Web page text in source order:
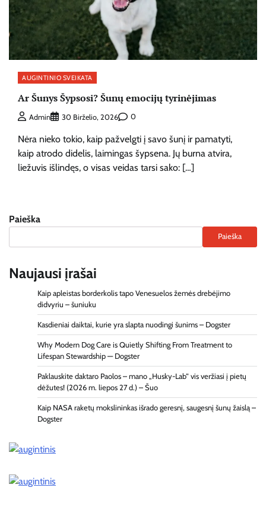
AUGINTINIO SVEIKATA
Ar Šunys Šypsosi? Šunų emocijų tyrinėjimas
Admin 30 Birželio, 2026 0
Nėra nieko tokio, kaip pažvelgti į savo šunį ir pamatyti,
kaip atrodo didelis, laimingas šypsena. Jų burna atvira,
liežuvis išlindęs, o visas veidas tarsi sako: […]
Paieška
Paieška
Naujausi įrašai
Kaip apleistas borderkolis tapo Venesuelos žemės drebėjimo
didvyriu – šuniuku
Kasdieniai daiktai, kurie yra slapta nuodingi šunims – Dogster
Why Modern Dog Care is Quietly Shifting From Treatment to
Lifespan Stewardship — Dogster
Paklauskite daktaro Paolos – mano „Husky-Lab“ vis veržiasi į pietų
dėžutes! (2026 m. liepos 27 d.) – Šuo
Kaip NASA raketų mokslininkas išrado geresnį, saugesnį šunų žaislą –
Dogster